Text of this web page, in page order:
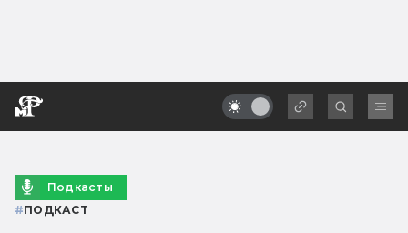
Подкасты
#ПОДКАСТ